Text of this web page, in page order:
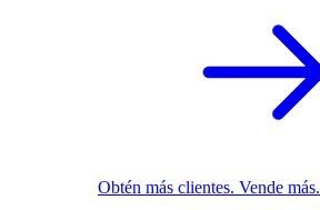
Obtén más clientes. Vende más.